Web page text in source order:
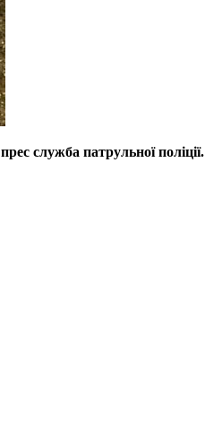
прес служба патрульної поліції.